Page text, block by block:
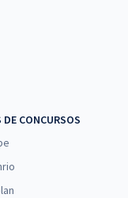
DE CONCURSOS